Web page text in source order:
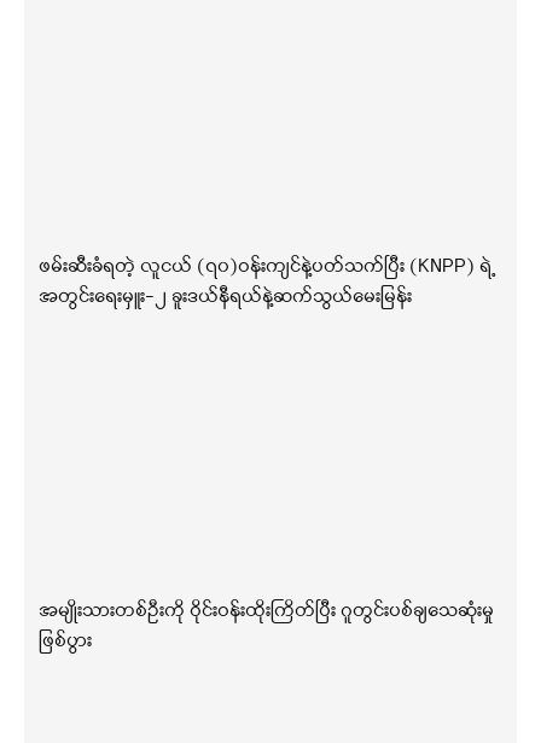
ဖမ်းဆီးခံရတဲ့ လူငယ် (၇၀)ဝန်းကျင်နဲ့ပတ်သက်ပြီး (KNPP) ရဲ့
အတွင်းရေးမှူး-၂ ခူးဒယ်နီရယ်နဲ့ဆက်သွယ်မေးမြန်း
အမျိုးသားတစ်ဦးကို ဝိုင်းဝန်းထိုးကြိတ်ပြီး ဂူတွင်းပစ်ချသေဆုံးမှု
ဖြစ်ပွား